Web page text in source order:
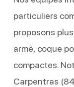
particuliers
proposons
armé, coque
compactes.
Carpentras